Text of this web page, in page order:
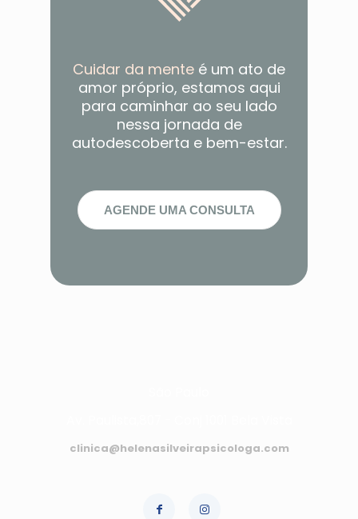
Cuidar da mente é um ato de
amor próprio, estamos aqui
para caminhar ao seu lado
nessa jornada de
autodescoberta e bem-estar.
AGENDE UMA CONSULTA
clinica@helenasilveirapsicologa.com